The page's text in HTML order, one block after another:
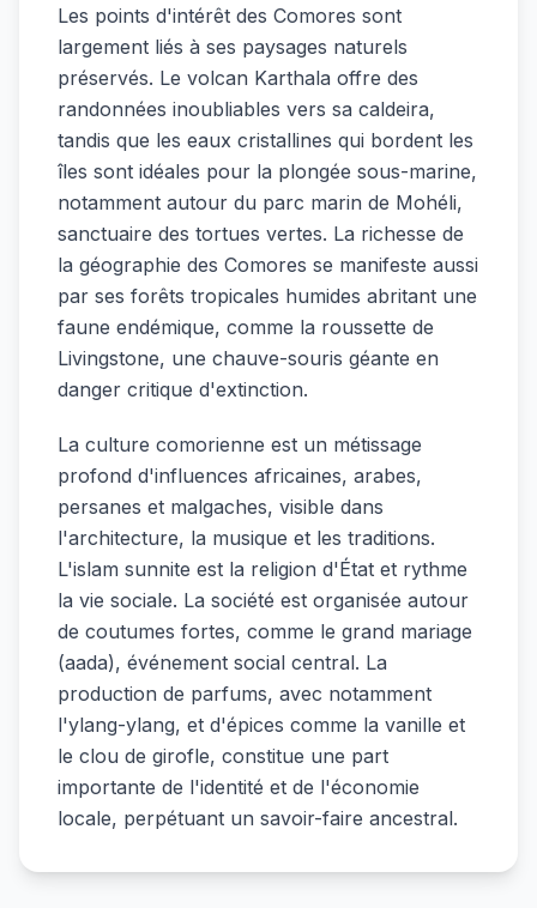
Les points d'intérêt des Comores sont
largement liés à ses paysages naturels
préservés. Le volcan Karthala offre des
randonnées inoubliables vers sa caldeira,
tandis que les eaux cristallines qui bordent les
îles sont idéales pour la plongée sous-marine,
notamment autour du parc marin de Mohéli,
sanctuaire des tortues vertes. La richesse de
la géographie des Comores se manifeste aussi
par ses forêts tropicales humides abritant une
faune endémique, comme la roussette de
Livingstone, une chauve-souris géante en
danger critique d'extinction.
La culture comorienne est un métissage
profond d'influences africaines, arabes,
persanes et malgaches, visible dans
l'architecture, la musique et les traditions.
L'islam sunnite est la religion d'État et rythme
la vie sociale. La société est organisée autour
de coutumes fortes, comme le grand mariage
(aada), événement social central. La
production de parfums, avec notamment
l'ylang-ylang, et d'épices comme la vanille et
le clou de girofle, constitue une part
importante de l'identité et de l'économie
locale, perpétuant un savoir-faire ancestral.